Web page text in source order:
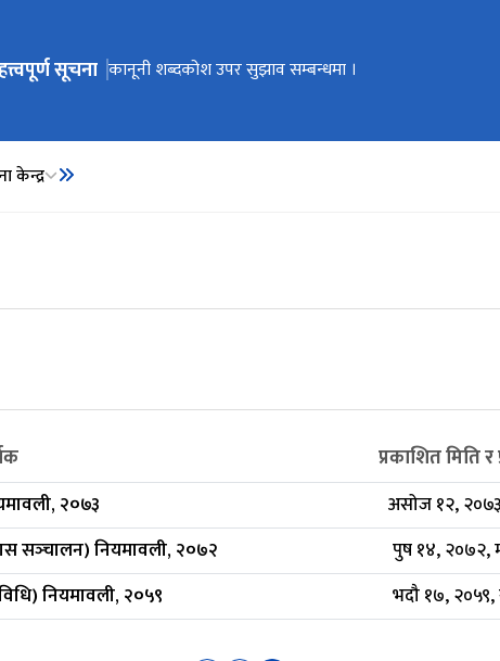
जानुहोस्
सूचना कार्यालय स्थानान्तरण भएको सूचना ।
कानूनी शब्दकोश उपर सुझाव सम्बन्धमा ।
कानूनी शब्दकोश
केन्द्र
प्रकाशित मिति
२०७३
असोज १२,
सञ्‍चालन) नियमावली, २०७२
पुष १४, २०७२,
नियमावली, २०५९ भदौ १७, २०५९,